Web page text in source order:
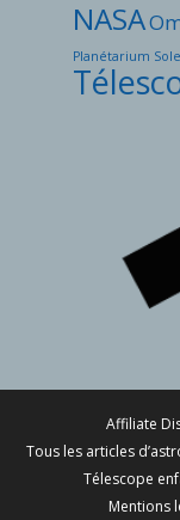
NASA
Planétarium
Affiliate
Tous les articles
Télescope
Mentions